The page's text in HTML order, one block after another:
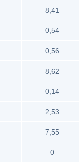
8,41
0,54
0,56
8,62
0,14
2,53
7,55
0